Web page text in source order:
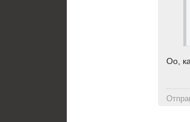
Оо,